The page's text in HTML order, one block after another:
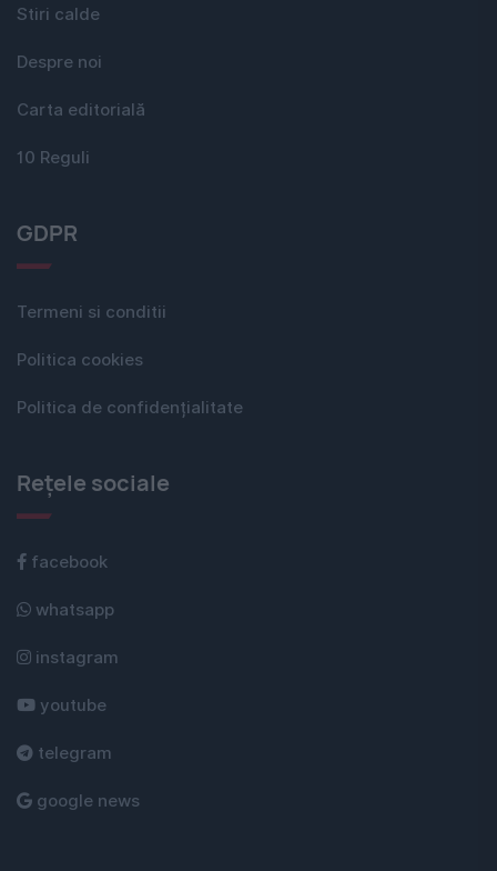
Stiri calde
Despre noi
Carta editorială
10 Reguli
GDPR
Termeni si conditii
Politica cookies
Politica de confidențialitate
Rețele sociale
facebook
whatsapp
instagram
youtube
telegram
google news